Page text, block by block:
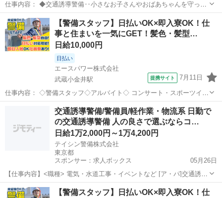
仕事内容： ◆交通誘導警備‥小さなお子さんやおばあちゃんを守った
り、車両の誘導etc… ◆イベント警備‥サッカーのJリーグや花火大
会。アイドルの握手会やロックコンサート。 来場者、選手、有名人
の安全を守る重要な警備です。 ...
東京 小金井市 武蔵小金井駅 警備員
【警備スタッフ】日払いOK×即入寮OK！仕
事と住まいを一気にGET！髪色・髪型…
日給10,000円
日払い
エースパワー株式会社
武蔵小金井駅
提携サイト 7月11日
仕事内容： ◇警備スタッフ◇アルバイト◇ コンサート・スポーツイベ
ント・展示会などのイベントや、 工事現場周辺で警備・交通誘導をし
ていただきます。 経験者の方はもちろん、未経験者の方も積極的に採
用中！ 難しいスキルは不要...
小金井市 武蔵小金井駅 警備員
交通誘導警備/警備員/軽作業・物流系 日勤で
の交通誘導警備 人の良さで選ぶならコ…
日給1万2,000円～1万4,200円
テイシン警備株式会社
東京都
スポンサー：求人ボックス
05月26日
【仕事内容】<職種> 電気・水道工事・イベントなど [ア・パ]交通誘導
警備、警備員、軽作業・物流その他 <雇用形態> アルバイト・パート
<給与> [ア・パ]日給12,000円～14,200円 交通費:一部支給 警備現場ま
アルバイト・パート
【警備スタッフ】日払いOK×即入寮OK！仕